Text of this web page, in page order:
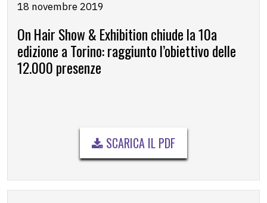
18 novembre 2019
On Hair Show & Exhibition chiude la 10a
edizione a Torino: raggiunto l’obiettivo delle
12.000 presenze
SCARICA IL PDF